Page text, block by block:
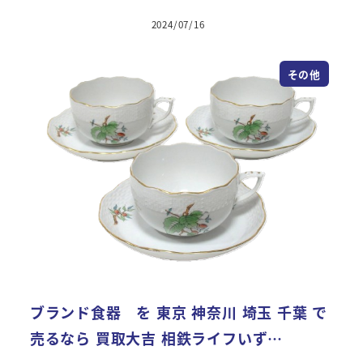
2024/07/16
その他
ブランド食器 を 東京 神奈川 埼玉 千葉 で
売るなら 買取大吉 相鉄ライフいず…